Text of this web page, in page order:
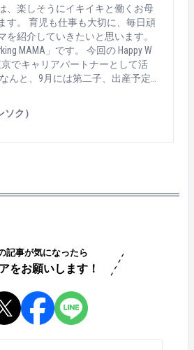
を一言でいうと？ 時には思
は1つで子供は3人、
で…正直、歯がゆい思いをするこ
から先も続く毎日の生活なので、
いっきり嘆くことも大事かなと思
が、一度気持ちをリセットでき、
古谷さんの紹介はここまで！
MAMA」はだれかな～？？ &nbsp;
とにかく行動量が求められてい
ればならない日も出てきてしまっ
ても行動量が減ってしまい、思う
期が続きました。 &nbsp; &nbsp;
って乗り越えた？ 社内公募で、異
指標だった部署から、既存クライ
めていくことが求められる仕事に
飲むビールは最高です！一週間全
こそ味わえる美味しさ！ &nbsp; &n
洗濯機もほしいところですが、洗
り、お風呂を洗ってくれたり。お
、楽しそうにイキイキと働くお母
、毎日頑
を紹介していきたいと思います。
MAMA」です。 今回の Happy W
京でキャリアパートナーとして活
んと、9月には第二子、出産予定
profile &nbsp; 年齢：33歳 社会人
ン暦／5年目） 家族構成：
以前から、周囲にはお母さんとし
いる方がたくさんいらっしゃいま
、純粋に憧れていたんです。先輩
れるのだと、とても感謝していま
出産予定なのですが、来年の4月に
ク）
記事が気になったら
をお願いします！